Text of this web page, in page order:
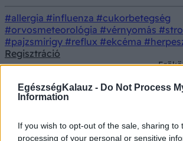
EgészségKalauz - Do Not Process
Information
If you wish to opt-out of the sale, sharing to
processing of your personal or sensitive
#allergia #influenza #cukorbetegség
#orvosmeteorológia #vérnyomás
#pajzsmirigy #reflux #ekcéma
Regisztráció
meg
Erőközpont a mélyben: